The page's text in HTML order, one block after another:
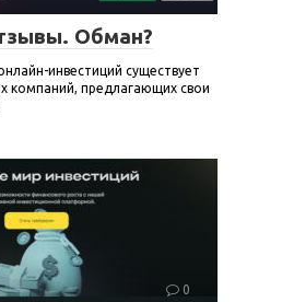
Обман?
инвестиций существует
компаний, предлагающих свои
0